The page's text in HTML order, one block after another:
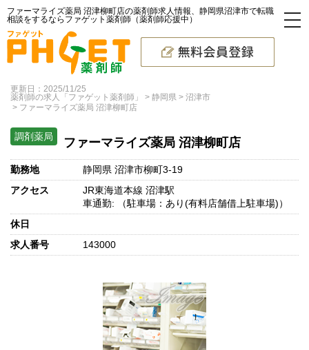
ファーマライズ薬局 沼津柳町店の薬剤師求人情報、静岡県沼津市で転職
相談をするならファゲット薬剤師（薬剤師応援中）
更新日：2025/11/25
薬剤師の求人「ファゲット薬剤師」
静岡県
沼津市
ファーマライズ薬局 沼津柳町店
調剤薬局 ファーマライズ薬局 沼津柳町店
勤務地
静岡県 沼津市柳町3-19
アクセス
JR東海道本線 沼津駅
車通勤: （駐車場：あり(有料店舗借上駐車場)）
休日
求人番号
143000